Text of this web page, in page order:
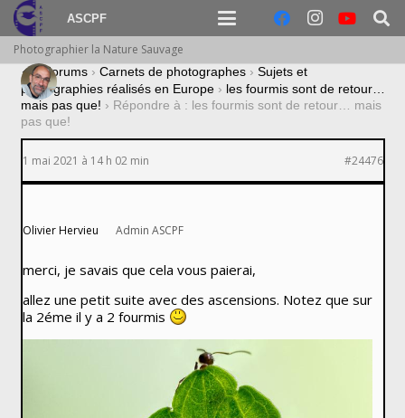
ASCPF
Photographier la Nature Sauvage
› Forums › Carnets de photographes › Sujets et
photographies réalisés en Europe › les fourmis sont de retour…
mais pas que! › Répondre à : les fourmis sont de retour… mais
pas que!
1 mai 2021 à 14 h 02 min #24476
Olivier Hervieu Admin ASCPF
merci, je savais que cela vous paierai,
allez une petit suite avec des ascensions. Notez que sur
la 2éme il y a 2 fourmis